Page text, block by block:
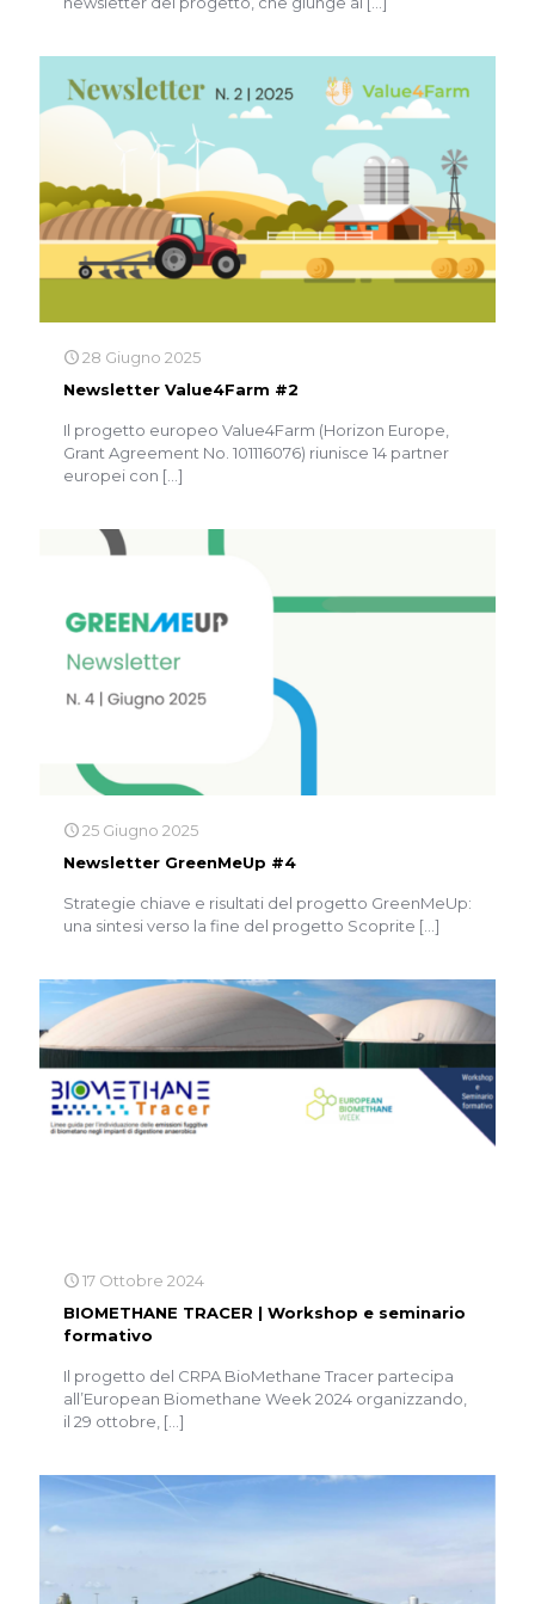
28 Giugno 2025
Newsletter Value4Farm #2
Il progetto europeo Value4Farm (Horizon Europe,
Grant Agreement No. 101116076) riunisce 14 partner
europei con […]
25 Giugno 2025
Newsletter GreenMeUp #4
Strategie chiave e risultati del progetto GreenMeUp:
una sintesi verso la fine del progetto Scoprite […]
17 Ottobre 2024
BIOMETHANE TRACER | Workshop e seminario
formativo
Il progetto del CRPA BioMethane Tracer partecipa
all’European Biomethane Week 2024 organizzando,
il 29 ottobre, […]